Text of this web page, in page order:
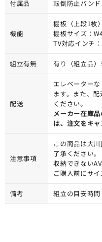
付属品 転倒防止バンド
機能
棚板（上段1枚
棚板サイズ：
TV対応インチ
組立有無 有り（組立品
配送
エレベーター
ます。また、
ください。
メーカー在庫
は、注文をキャ
注意事項
この商品は大
了承ください。
収納できない
ご購入前にサイ
備考 組立の目安時